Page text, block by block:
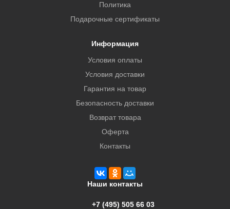
Политика
Подарочные сертификаты
Информация
Условия оплаты
Условия доставки
Гарантия на товар
Безопасность доставки
Возврат товара
Оферта
Контакты
Наши контакты
+7 (495) 505 66 03